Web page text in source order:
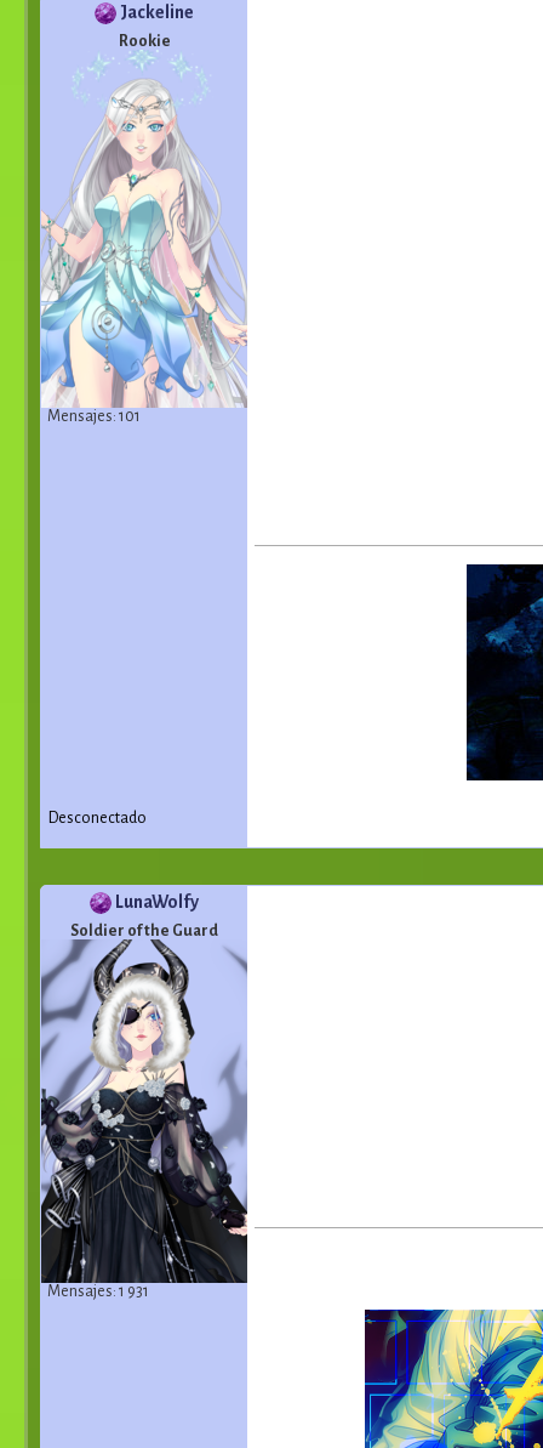
Jackeline
Rookie
Mensajes: 101
Desconectado
LunaWolfy
Soldier of the Guard
Mensajes: 1 931